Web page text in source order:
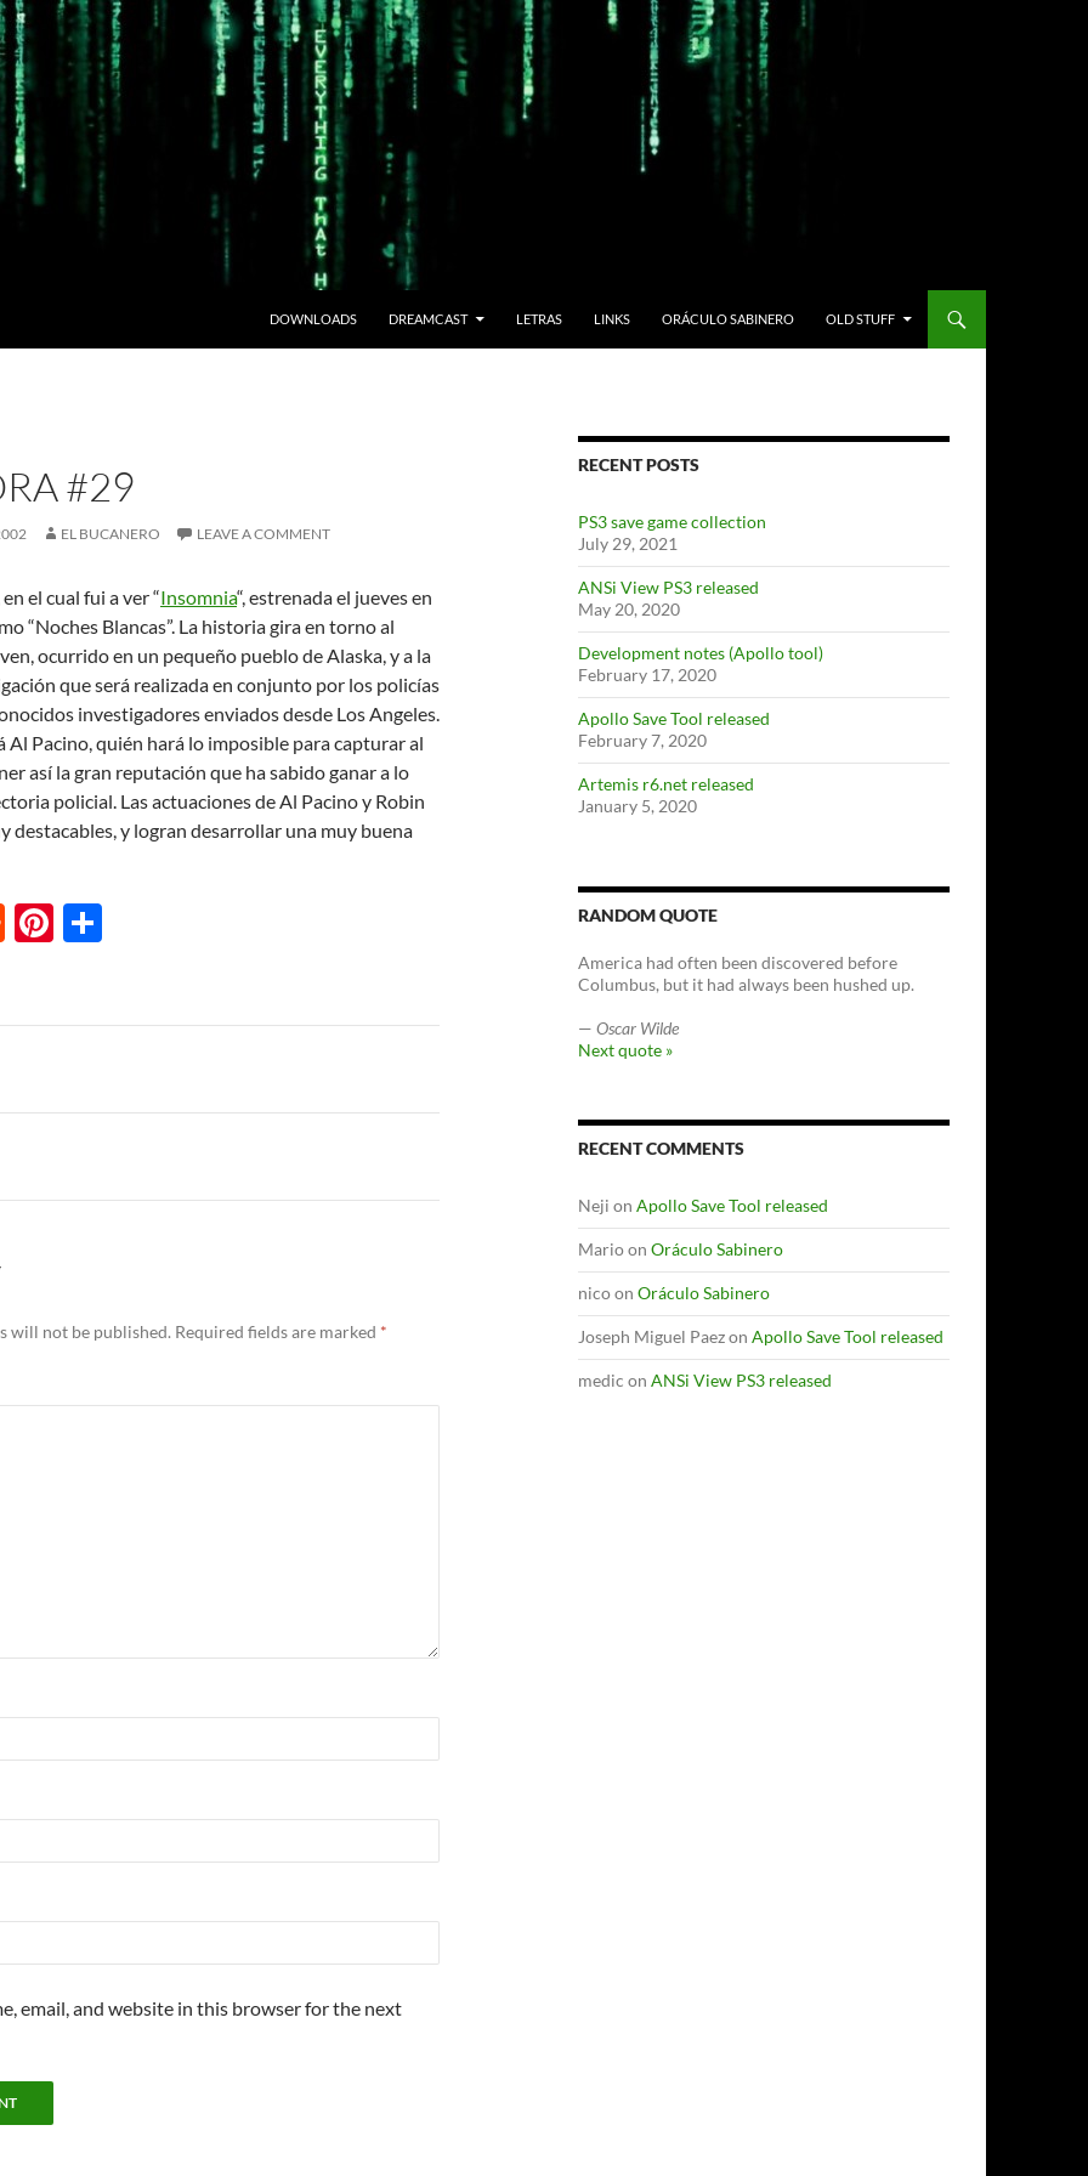
DOWNLOADS DREAMCAST LETRAS LINKS ORÁCULO SABINERO OLD STUFF
#29
EL BUCANERO LEAVE A COMMENT
el cual fui a ver “Insomnia“, estrenada el jueves en
“Noches Blancas”. La historia gira en torno al
ocurrido en un pequeño pueblo de Alaska, y a la
que será realizada en conjunto por los policías
investigadores enviados desde Los Angeles.
Al Pacino, quién hará lo imposible para capturar al
así la gran reputación que ha sabido ganar a lo
policial. Las actuaciones de Al Pacino y Robin
destacables, y logran desarrollar una muy buena
R
di
Pi
es e
will not be published. Required fields are marked *
email, and website in this browser for the next
RECENT POSTS
PS3 save game collection
July 29, 2021
ANSi View PS3 released
May 20, 2020
Development notes (Apollo tool)
February 17, 2020
Apollo Save Tool released
February 7, 2020
Artemis r6.net released
January 5, 2020
RANDOM QUOTE
America had often been discovered before
Columbus, but it had always been hushed up.
— Oscar Wilde
Next quote »
RECENT COMMENTS
Neji on Apollo Save Tool released
Marioon Oráculo Sabinero
nicoon Oráculo Sabinero
Joseph Miguel Paezon Apollo Save Tool released
medic on ANSi View PS3 released